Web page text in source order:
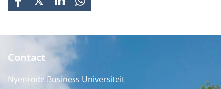
FACEBOOK
X LINKEDINWHATSAPP
Contact
Nyenrode Business Universiteit